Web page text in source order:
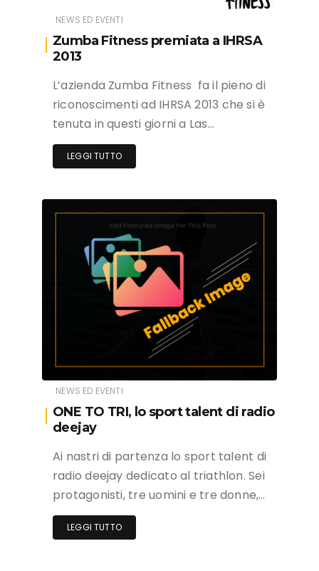
NEWS ED EVENTI
Zumba Fitness premiata a IHRSA
2013
L’azienda Zumba Fitness fa il pieno di
riconoscimenti ad IHRSA 2013 che si è
tenuta in questi giorni a Las…
LEGGI TUTTO
NEWS ED EVENTI
ONE TO TRI, lo sport talent di radio
deejay
Ai nastri di partenza lo sport talent di
radio deejay dedicato al triathlon. Sei
protagonisti, tre uomini e tre donne,…
LEGGI TUTTO